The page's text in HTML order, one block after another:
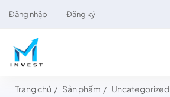
Đăng nhập Đăng ký
Trang chủ Sản phẩm
Uncategorized